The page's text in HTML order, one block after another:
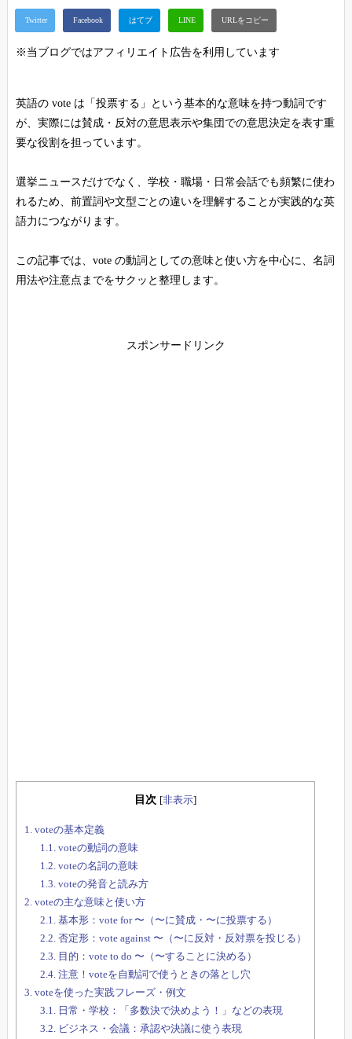
※当ブログではアフィリエイト広告を利用しています
英語の vote は「投票する」という基本的な意味を持つ動詞です
が、実際には賛成・反対の意思表示や集団での意思決定を表す重
要な役割を担っています。
選挙ニュースだけでなく、学校・職場・日常会話でも頻繁に使わ
れるため、前置詞や文型ごとの違いを理解することが実践的な英
語力につながります。
この記事では、vote の動詞としての意味と使い方を中心に、名詞
用法や注意点までをサクッと整理します。
スポンサードリンク
目次 [非表示]
1. voteの基本定義
1.1. voteの動詞の意味
1.2. voteの名詞の意味
1.3. voteの発音と読み方
2. voteの主な意味と使い方
2.1. 基本形：vote for 〜（〜に賛成・〜に投票する）
2.2. 否定形：vote against 〜（〜に反対・反対票を投じる）
2.3. 目的：vote to do 〜（〜することに決める）
2.4. 注意！voteを自動詞で使うときの落とし穴
3. voteを使った実践フレーズ・例文
3.1.
日常・学校：「多数決で決めよう！」などの表現
3.2. ビジネス・会議：承認や決議に使う表現